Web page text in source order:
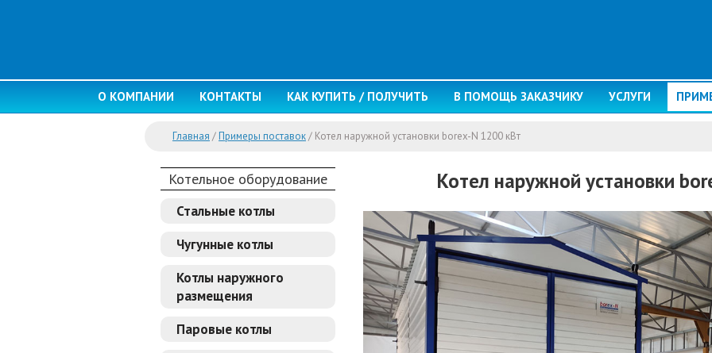
О КОМПАНИИ КОНТАКТЫ КАК КУПИТЬ / ПОЛУЧИТЬ В ПОМОЩЬ ЗАКАЗЧИКУ УСЛУГИ
Главная /Примеры поставок/ Котел наружной установки borex-N 1200 кВт
Котельное оборудование
Стальные котлы
Чугунные котлы
Котлы наружного
размещения
Паровые котлы
Котел наружной установки